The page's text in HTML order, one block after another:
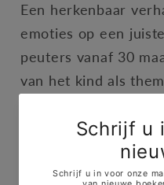
Een herkenbaar
emoties op een
peuters vanaf 30
van het kind als
zich niet flink. Ze
schoenen niet wil
het autostoeltje wil